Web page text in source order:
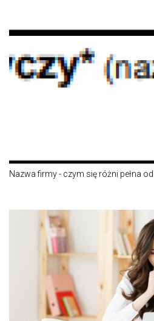
Nazwa firmy - czym się różni pełna